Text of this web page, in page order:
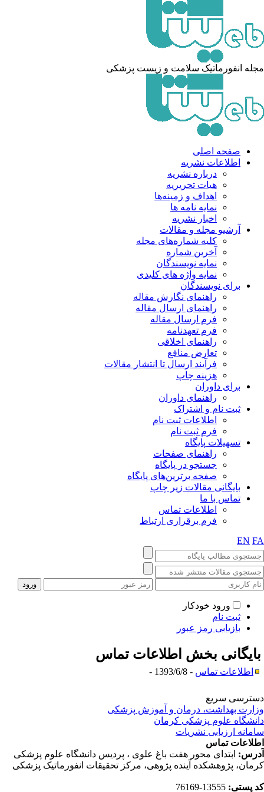
انفورماتیک سلامت و زیست پزشکی
صفحه اصلی
اطلاعات نشریه
درباره نشریه
هیات تحریریه
اهداف و زمینه‌ها
نمایه نامه ها
اخبار نشریه
آرشیو مجله و مقالات
کلیه شماره‌های مجله
آخرین شماره
نمایه نویسندگان
نمایه واژه های کلیدی
برای نویسندگان
راهنمای نگارش مقاله
راهنمای ارسال مقاله
فرم ارسال مقاله
فرم تعهدنامه
راهنمای اخلاقی
تعارض منافع
فرآیند ارسال تا انتشار مقالات
هزینه چاپ
برای داوران
راهنمای داوران
ثبت نام و اشتراک
اطلاعات ثبت نام
فرم ثبت نام
تسهیلات پایگاه
راهنمای صفحات
جستجو در پایگاه
صفحه برترین‌های پایگاه
بایگانی مقالات زیر چاپ
تماس با ما
اطلاعات تماس
فرم برقراری ارتباط
EN
ورود خودکار
ثبت نام
بازیابی رمز عبور
بخشاطلاعات تماس
اطلاعات تماس- 1393/6/8 -
سریع
بهداشت، درمان و آموزش پزشکی
علوم پزشکی کرمان
ارزیابی نشریات
تماس
ابتدای محور هفت باغ علوی ، پردیس دانشگاه علوم پزشکی
پژوهشکده آینده پژوهی، مرکز تحقیقات انفورماتیک پزشکی
پستی: 13555-76169